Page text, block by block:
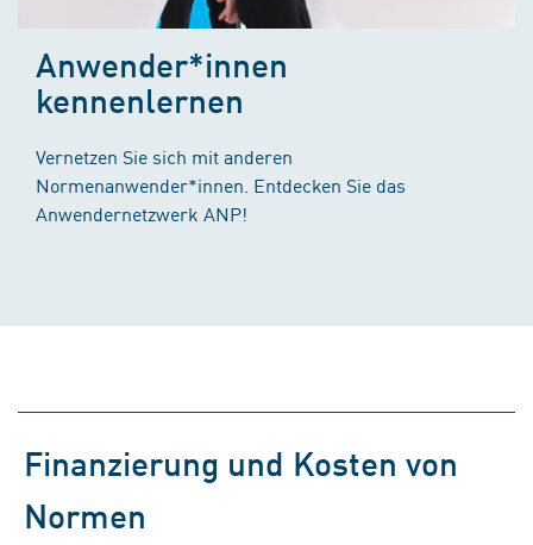
Anwender*innen
kennenlernen
Vernetzen Sie sich mit anderen
Normenanwender*innen. Entdecken Sie das
Anwendernetzwerk ANP!
Finanzierung und Kosten von
Normen